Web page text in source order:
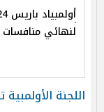
لنهائي
اللجنة